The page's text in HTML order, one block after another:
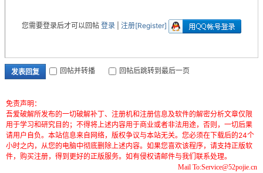
您需要登录后才可以回帖 登录 注册[Register]
发表回复 回帖并转播 回帖后跳转到最后一页
免责声明：
吾爱破解所发布的一切破解补丁、注册机和注册信息及软件的解密分析文章仅限
用于学习和研究目的；不得将上述内容用于商业或者非法用途，否则，一切后果
请用户自负。本站信息来自网络，版权争议与本站无关。您必须在下载后的24个
小时之内，从您的电脑中彻底删除上述内容。如果您喜欢该程序，请支持正版软
件，购买注册，得到更好的正版服务。如有侵权请邮件与我们联系处理。
Mail To:Service@52pojie.cn